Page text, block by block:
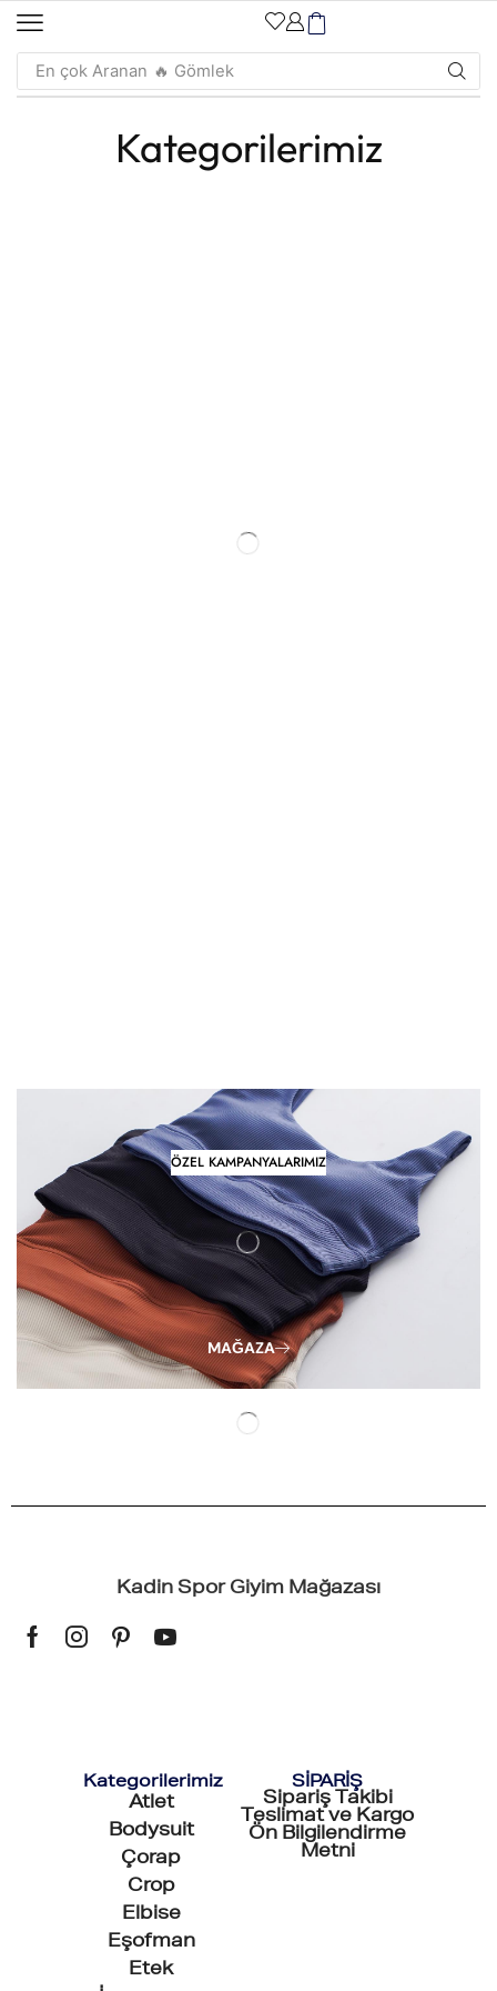
En çok Aranan 🔥 Gömlek
Kategorilerimiz
ÖZEL KAMPANYALARIMIZ
MAĞAZA
Kadin Spor Giyim Mağazası
Kategorilerimiz
Atlet
Bodysuit
Çorap
Crop
Elbise
Eşofman
Etek
SİPARİŞ
Sipariş Takibi
Teslimat ve Kargo
Ön Bilgilendirme
Metni